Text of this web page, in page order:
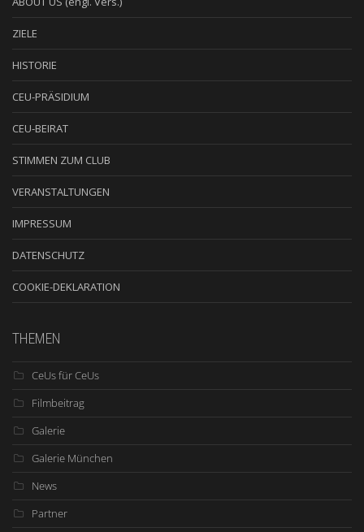
ZIELE
HISTORIE
CEU-PRÄSIDIUM
CEU-BEIRAT
STIMMEN ZUM CLUB
VERANSTALTUNGEN
IMPRESSUM
DATENSCHUTZ
COOKIE-DEKLARATION
THEMEN
CeUs für CeUs
Filmbeitrag
Galerie
Galerie München
News
Partner